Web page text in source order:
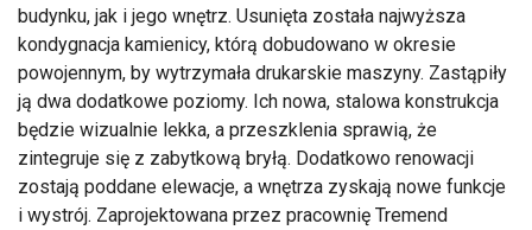
budynku, jak i jego wnętrz. Usunięta została najwyższa
kondygnacja kamienicy, którą dobudowano w okresie
powojennym, by wytrzymała drukarskie maszyny. Zastąpiły
ją dwa dodatkowe poziomy. Ich nowa, stalowa konstrukcja
będzie wizualnie lekka, a przeszklenia sprawią, że
zintegruje się z zabytkową bryłą. Dodatkowo renowacji
zostają poddane elewacje, a wnętrza zyskają nowe funkcje
i wystrój. Zaprojektowana przez pracownię Tremend